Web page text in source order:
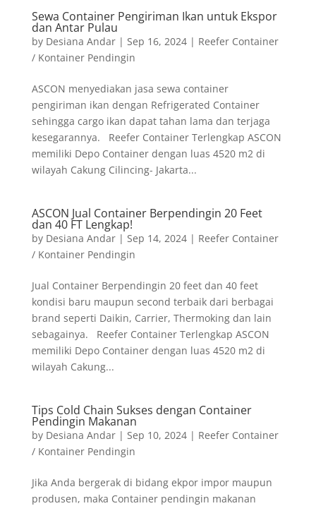
Sewa Container Pengiriman Ikan untuk Ekspor
dan Antar Pulau
by Desiana Andar| Sep 16, 2024| Reefer Container
/ Kontainer Pendingin
ASCON menyediakan jasa sewa container
pengiriman ikan dengan Refrigerated Container
sehingga cargo ikan dapat tahan lama dan terjaga
kesegarannya. Reefer Container Terlengkap ASCON
memiliki Depo Container dengan luas 4520 m2 di
wilayah Cakung Cilincing- Jakarta...
ASCON Jual Container Berpendingin 20 Feet
dan 40 FT Lengkap!
by Desiana Andar| Sep 14, 2024| Reefer Container
/ Kontainer Pendingin
Jual Container Berpendingin 20 feet dan 40 feet
kondisi baru maupun second terbaik dari berbagai
brand seperti Daikin, Carrier, Thermoking dan lain
sebagainya. Reefer Container Terlengkap ASCON
memiliki Depo Container dengan luas 4520 m2 di
wilayah Cakung...
Tips Cold Chain Sukses dengan Container
Pendingin Makanan
by Desiana Andar| Sep 10, 2024| Reefer Container
/ Kontainer Pendingin
Jika Anda bergerak di bidang ekpor impor maupun
produsen, maka Container pendingin makanan